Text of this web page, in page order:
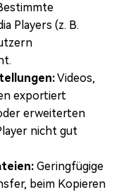
Players (z. B.
Videos,
exportiert
erweiterten
nicht gut
Geringfügige
beim Kopieren